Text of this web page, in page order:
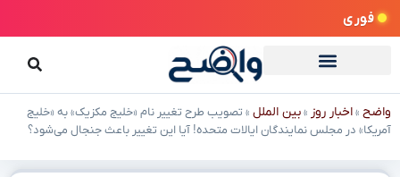
فوری
واضح »اخبار روز »بین الملل » تصویب طرح تغییر نام «خلیج مکزیک» به «خلیج
آمریکا» در مجلس نمایندگان ایالات متحده! آیا این تغییر باعث جنجال می‌شود؟